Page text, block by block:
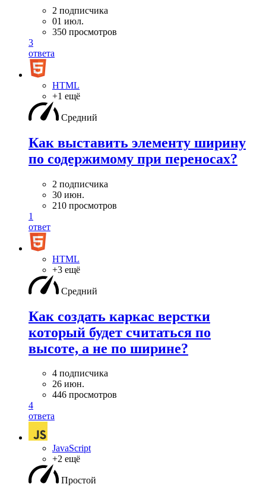
2 подписчика
01 июл.
350 просмотров
3
ответа
HTML
+1 ещё
Средний
Как выставить элементу ширину
по содержимому при переносах?
2 подписчика
30 июн.
210 просмотров
1
ответ
HTML
+3 ещё
Средний
Как создать каркас верстки
который будет считаться по
высоте, а не по ширине?
4 подписчика
26 июн.
446 просмотров
4
ответа
JavaScript
+2 ещё
Простой